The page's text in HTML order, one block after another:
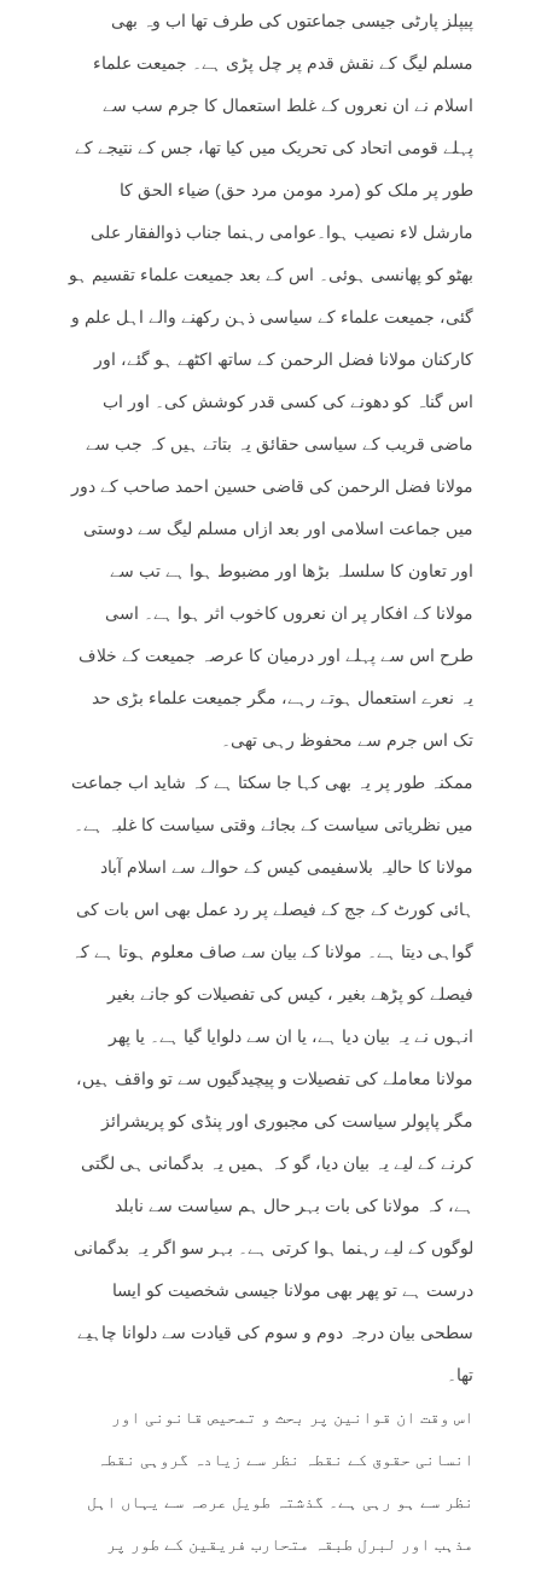
پیپلز پارٹی جیسی جماعتوں کی طرف تھا اب وہ بھی
مسلم لیگ کے نقش قدم پر چل پڑی ہے۔ جمیعت علماء
اسلام نے ان نعروں کے غلط استعمال کا جرم سب سے
پہلے قومی اتحاد کی تحریک میں کیا تھا، جس کے نتیجے کے
طور پر ملک کو (مرد مومن مرد حق) ضیاء الحق کا
مارشل لاء نصیب ہوا۔عوامی رہنما جناب ذوالفقار علی
بھٹو کو پھانسی ہوئی۔ اس کے بعد جمیعت علماء تقسیم ہو
گئی، جمیعت علماء کے سیاسی ذہن رکھنے والے اہل علم و
کارکنان مولانا فضل الرحمن کے ساتھ اکٹھے ہو گئے، اور
اس گناہ کو دھونے کی کسی قدر کوشش کی۔ اور اب
ماضی قریب کے سیاسی حقائق یہ بتاتے ہیں کہ جب سے
مولانا فضل الرحمن کی قاضی حسین احمد صاحب کے دور
میں جماعت اسلامی اور بعد ازاں مسلم لیگ سے دوستی
اور تعاون کا سلسلہ بڑھا اور مضبوط ہوا ہے تب سے
مولانا کے افکار پر ان نعروں کاخوب اثر ہوا ہے۔ اسی
طرح اس سے پہلے اور درمیان کا عرصہ جمیعت کے خلاف
یہ نعرے استعمال ہوتے رہے، مگر جمیعت علماء بڑی حد
تک اس جرم سے محفوظ رہی تھی۔
ممکنہ طور پر یہ بھی کہا جا سکتا ہے کہ شاید اب جماعت
میں نظریاتی سیاست کے بجائے وقتی سیاست کا غلبہ ہے۔
مولانا کا حالیہ بلاسفیمی کیس کے حوالے سے اسلام آباد
ہائی کورٹ کے جج کے فیصلے پر رد عمل بھی اس بات کی
گواہی دیتا ہے۔ مولانا کے بیان سے صاف معلوم ہوتا ہے کہ
فیصلے کو پڑھے بغیر ، کیس کی تفصیلات کو جانے بغیر
انہوں نے یہ بیان دیا ہے، یا ان سے دلوایا گیا ہے۔ یا پھر
مولانا معاملے کی تفصیلات و پیچیدگیوں سے تو واقف ہیں،
مگر پاپولر سیاست کی مجبوری اور پنڈی کو پریشرائز
کرنے کے لیے یہ بیان دیا، گو کہ ہمیں یہ بدگمانی ہی لگتی
ہے، کہ مولانا کی بات بہر حال ہم سیاست سے نابلد
لوگوں کے لیے رہنما ہوا کرتی ہے۔ بہر سو اگر یہ بدگمانی
درست ہے تو پھر بھی مولانا جیسی شخصیت کو ایسا
سطحی بیان درجہ دوم و سوم کی قیادت سے دلوانا چاہیے
تھا۔
اس وقت ان قوانین پر بحث و تمحیص قانونی اور
انسانی حقوق کے نقطہ نظر سے زیادہ گروہی نقطہ
نظر سے ہو رہی ہے۔ گذشتہ طویل عرصہ سے یہاں اہل
مذہب اور لبرل طبقہ متحارب فریقین کے طور پر